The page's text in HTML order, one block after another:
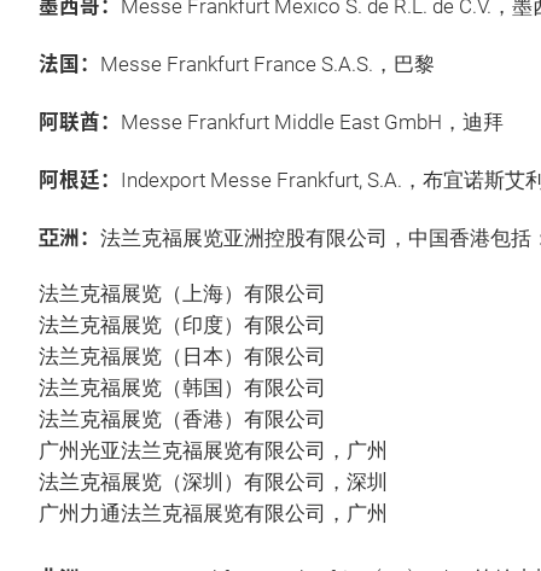
Messe Frankfurt Mexico S. de R.L. de C.V.，墨
法国： Messe Frankfurt France S.A.S.，巴黎
阿联酋： Messe Frankfurt Middle East GmbH，迪拜
阿根廷： Indexport Messe Frankfurt, S.A.，布宜诺斯艾
亞洲： 法兰克福展览亚洲控股有限公司，中国香港包括
法兰克福展览（上海）有限公司
法兰克福展览（印度）有限公司
法兰克福展览（日本）有限公司
法兰克福展览（韩国）有限公司
法兰克福展览（香港）有限公司
广州光亚法兰克福展览有限公司，广州
法兰克福展览（深圳）有限公司，深圳
广州力通法兰克福展览有限公司，广州